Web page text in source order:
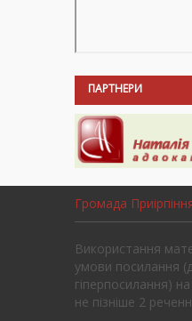
ПАРТНЕРИ
Громада
Використання
умови посилання
гіперпосилання)
не пізніше 2